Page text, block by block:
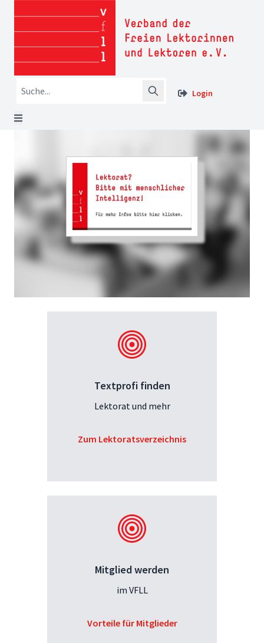
Login
Textprofi finden
Lektorat und mehr
Zum Lektoratsverzeichnis
Mitglied werden
im VFLL
Vorteile für Mitglieder